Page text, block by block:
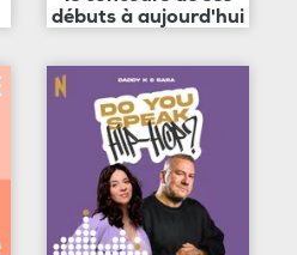
débuts à aujourd'hui